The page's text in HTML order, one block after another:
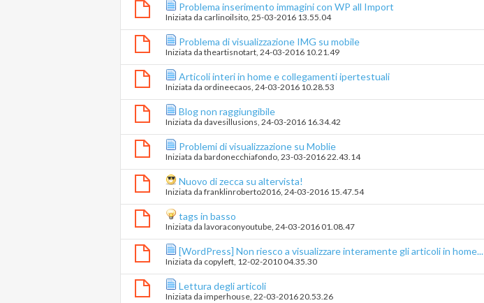
Problema inserimento immagini con WP all Import
Iniziata da carlinoilsito‎, 25-03-2016 13.55.04
Problema di visualizzazione IMG su mobile
Iniziata da theartisnotart‎, 24-03-2016 10.21.49
Articoli interi in home e collegamenti ipertestuali
Iniziata da ordineecaos‎, 24-03-2016 10.28.53
Blog non raggiungibile
Iniziata da davesillusions‎, 24-03-2016 16.34.42
Problemi di visualizzazione su Moblie
Iniziata da bardonecchiafondo‎, 23-03-2016 22.43.14
Nuovo di zecca su altervista!
Iniziata da franklinroberto2016‎, 24-03-2016 15.47.54
tags in basso
Iniziata da lavoraconyoutube‎, 24-03-2016 01.08.47
[WordPress] Non riesco a visualizzare interamente gli articoli in home...
Iniziata da copyleft‎, 12-02-2010 04.35.30
Lettura degli articoli
Iniziata da imperhouse‎, 22-03-2016 20.53.26